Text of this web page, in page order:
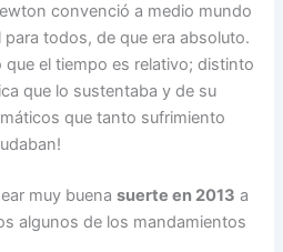
convenció a medio mundo
todos, de que era absoluto.
el tiempo es relativo; distinto
que lo sustentaba y de su
que tanto sufrimiento
muy buenasuerte en 2013 a
algunos de los mandamientos